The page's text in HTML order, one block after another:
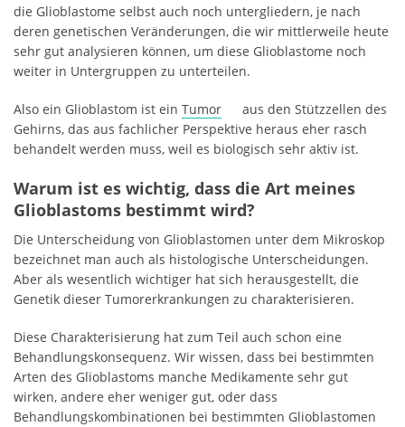
die Glioblastome selbst auch noch untergliedern, je nach
deren genetischen Veränderungen, die wir mittlerweile heute
sehr gut analysieren können, um diese Glioblastome noch
weiter in Untergruppen zu unterteilen.
Also ein Glioblastom ist ein Tumor
aus den Stützzellen des
Gehirns, das aus fachlicher Perspektive heraus eher rasch
behandelt werden muss, weil es biologisch sehr aktiv ist.
Warum ist es wichtig, dass die Art meines
Glioblastoms bestimmt wird?
Die Unterscheidung von Glioblastomen unter dem Mikroskop
bezeichnet man auch als histologische Unterscheidungen.
Aber als wesentlich wichtiger hat sich herausgestellt, die
Genetik dieser Tumorerkrankungen zu charakterisieren.
Diese Charakterisierung hat zum Teil auch schon eine
Behandlungskonsequenz. Wir wissen, dass bei bestimmten
Arten des Glioblastoms manche Medikamente sehr gut
wirken, andere eher weniger gut, oder dass
Behandlungskombinationen bei bestimmten Glioblastomen